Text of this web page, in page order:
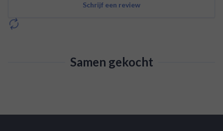
Schrijf een review
Samen gekocht